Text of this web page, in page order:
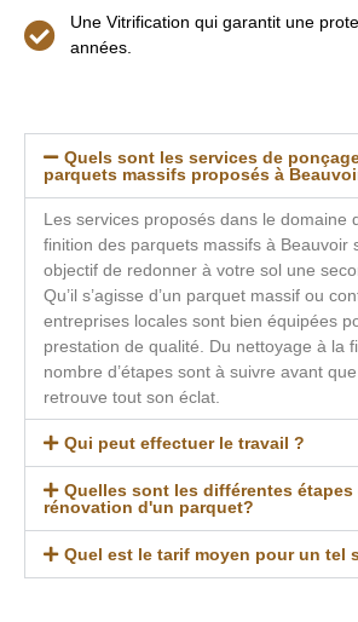
Une Vitrification qui garantit une
années.
Quels sont les services de
parquets massifs proposés à
Les services proposés dans le domaine
finition des parquets massifs à Beauvoir
objectif de redonner à votre sol une
Qu’il s’agisse d’un parquet massif ou
entreprises locales sont bien équipées
prestation de qualité. Du nettoyage à la
nombre d’étapes sont à suivre avant
retrouve tout son éclat.
Qui peut effectuer le travail ?
Quelles sont les différentes
rénovation d'un parquet?
Quel est le tarif moyen pour un tel